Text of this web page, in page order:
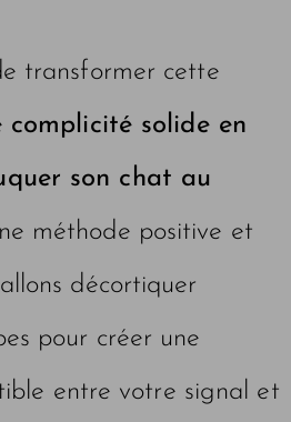
transformer cette
complicité solide en
son chat au
méthode positive et
décortiquer
pour créer une
entre votre signal et